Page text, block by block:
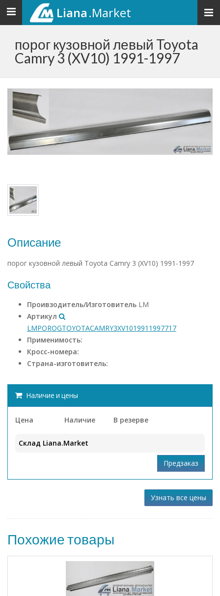
Toggle
navigation
Liana.Market
порог кузовной левый Toyota
Camry 3 (XV10) 1991-1997
Описание
порог кузовной левый Toyota Camry 3 (XV10) 1991-1997
Свойства
Проивзодитель/Изготовитель LM
Артикул
LMPOROGTOYOTACAMRY3XV1019911997717
Применимость:
Кросс-номера:
Страна-изготовитель:
Наличие и цены
Цена Наличие В резерве
Склад Liana.Market
Узнать все цены
Похожие товары